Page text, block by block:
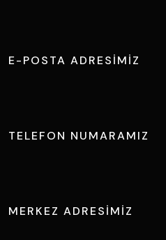
E-POSTA ADRESIMIZ
TELEFON NUMARAMIZ
MERKEZ ADRESIMIZ
Ihlamur Caddesi,